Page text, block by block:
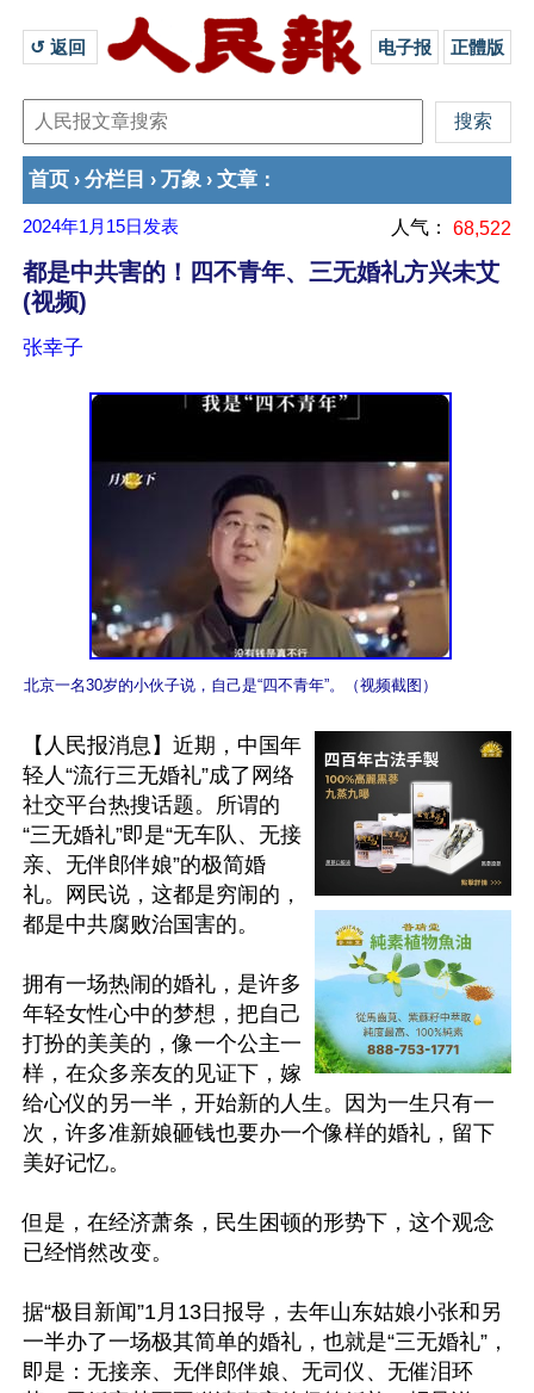
↺ 返回 电子报 正體版
首页 › 分栏目 › 万象 › 文章 ：
2024年1月15日 发表 人气： 68,522
都是中共害的！四不青年、三无婚礼方兴未艾
(视频)
张幸子
北京一名30岁的小伙子说，自己是“四不青年”。（视频截图）
【人民报消息】近期，中国年
轻人“流行三无婚礼”成了网络
社交平台热搜话题。所谓的
“三无婚礼”即是“无车队、无接
亲、无伴郎伴娘”的极简婚
礼。网民说，这都是穷闹的，
都是中共腐败治国害的。
拥有一场热闹的婚礼，是许多
年轻女性心中的梦想，把自己
打扮的美美的，像一个公主一
样，在众多亲友的见证下，嫁
给心仪的另一半，开始新的人生。因为一生只有一
次，许多准新娘砸钱也要办一个像样的婚礼，留下
美好记忆。
但是，在经济萧条，民生困顿的形势下，这个观念
已经悄然改变。
据“极目新闻”1月13日报导，去年山东姑娘小张和另
一半办了一场极其简单的婚礼，也就是“三无婚礼”，
即是：无接亲、无伴郎伴娘、无司仪、无催泪环